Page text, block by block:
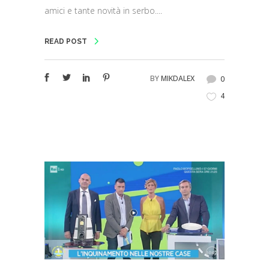
amici e tante novità in serbo....
READ POST
BYMIKDALEX
0
4